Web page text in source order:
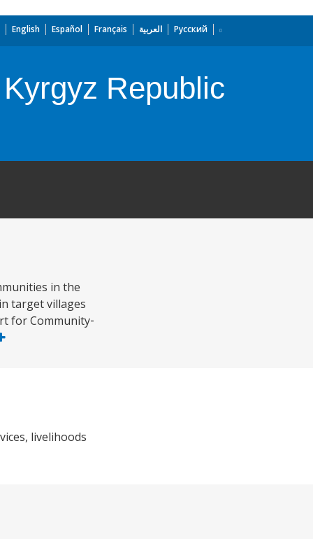
English Español Français العربية Русский
Republic
in the
target villages
for Community‐
livelihoods